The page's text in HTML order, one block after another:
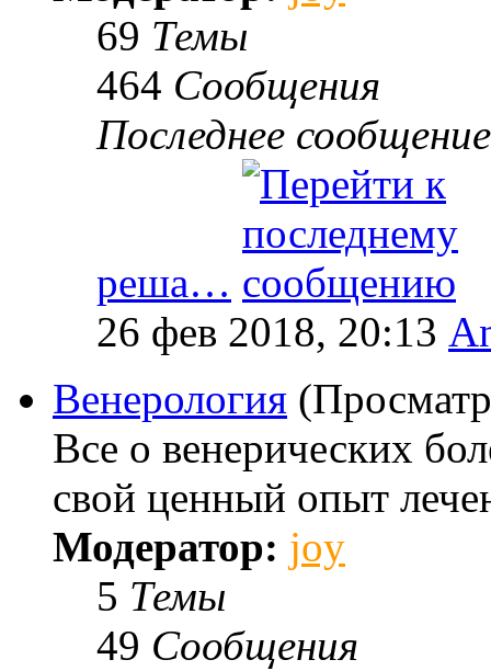
69 Темы
464 Сообщения
Последнее сообщение
реша…
26 фев 2018, 20:13
Венерология
Все о венерических
свой ценный опыт
Модератор: joy
5 Темы
49 Сообщения